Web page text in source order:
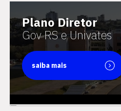
Plano Diretor
Gov RS e Univates
saiba mais